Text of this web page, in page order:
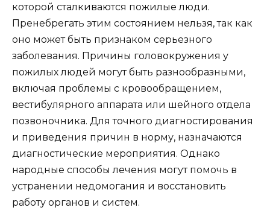
которой сталкиваются пожилые люди.
Пренебрегать этим состоянием нельзя, так как
оно может быть признаком серьезного
заболевания. Причины головокружения у
пожилых людей могут быть разнообразными,
включая проблемы с кровообращением,
вестибулярного аппарата или шейного отдела
позвоночника. Для точного диагностирования
и приведения причин в норму, назначаются
диагностические мероприятия. Однако
народные способы лечения могут помочь в
устранении недомогания и восстановить
работу органов и систем.